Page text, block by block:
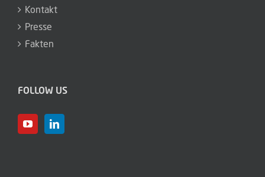
Kontakt
Presse
Fakten
FOLLOW US